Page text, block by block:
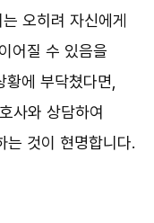
오히려 자신에게
어질 수 있음을
에 부닥쳤다면,
사와 상담하여
는 것이 현명합니다.